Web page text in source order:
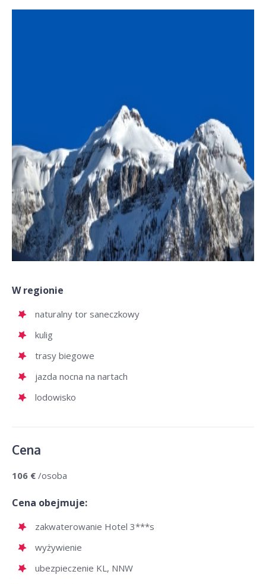
W regionie
naturalny tor saneczkowy
kulig
trasy biegowe
jazda nocna na nartach
lodowisko
Cena
106 € /osoba
Cena obejmuje:
zakwaterowanie Hotel 3***s
wyżywienie
ubezpieczenie KL, NNW